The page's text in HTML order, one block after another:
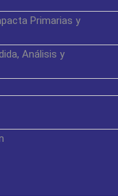
Primarias y
Análisis y